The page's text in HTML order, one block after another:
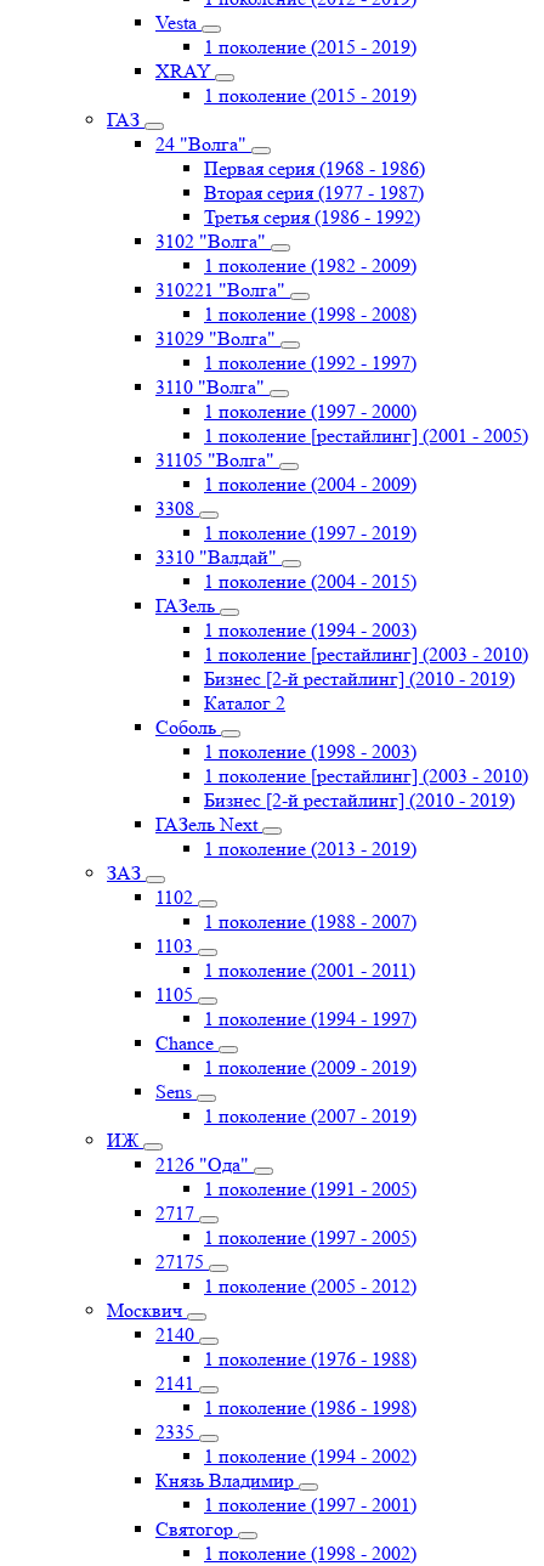
Vesta
1 поколение (2015 - 2019)
XRAY
1 поколение (2015 - 2019)
ГАЗ
24 "Волга"
Первая серия (1968 - 1986)
Вторая серия (1977 - 1987)
Третья серия (1986 - 1992)
3102 "Волга"
1 поколение (1982 - 2009)
310221 "Волга"
1 поколение (1998 - 2008)
31029 "Волга"
1 поколение (1992 - 1997)
3110 "Волга"
1 поколение (1997 - 2000)
1 поколение [рестайлинг] (2001 - 2005)
31105 "Волга"
1 поколение (2004 - 2009)
3308
1 поколение (1997 - 2019)
3310 "Валдай"
1 поколение (2004 - 2015)
ГАЗель
1 поколение (1994 - 2003)
1 поколение [рестайлинг] (2003 - 2010)
Бизнес [2-й рестайлинг] (2010 - 2019)
Каталог 2
Соболь
1 поколение (1998 - 2003)
1 поколение [рестайлинг] (2003 - 2010)
Бизнес [2-й рестайлинг] (2010 - 2019)
ГАЗель Next
1 поколение (2013 - 2019)
ЗАЗ
1102
1 поколение (1988 - 2007)
1103
1 поколение (2001 - 2011)
1105
1 поколение (1994 - 1997)
Chance
1 поколение (2009 - 2019)
Sens
1 поколение (2007 - 2019)
ИЖ
2126 "Ода"
1 поколение (1991 - 2005)
2717
1 поколение (1997 - 2005)
27175
1 поколение (2005 - 2012)
Москвич
2140
1 поколение (1976 - 1988)
2141
1 поколение (1986 - 1998)
2335
1 поколение (1994 - 2002)
Князь Владимир
1 поколение (1997 - 2001)
Святогор
1 поколение (1998 - 2002)